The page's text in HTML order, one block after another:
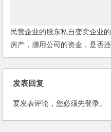
民营企业的股东私自变卖企业的
房产，挪用公司的资金，是否违
法？
发表回复
要发表评论，您必须先登录。